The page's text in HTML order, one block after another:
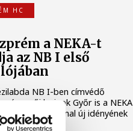
HC
a NEKA-t
az NB I első
NB I-ben címvédő
és a női bajnok Győr is a NEKA
fogadja az élvonal új idényének